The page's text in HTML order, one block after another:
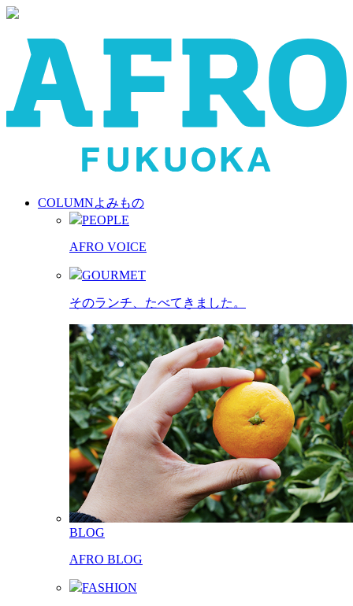
COLUMNよみもの
PEOPLE
AFRO VOICE
GOURMET
そのランチ、たべてきました。
BLOG
AFRO BLOG
FASHION